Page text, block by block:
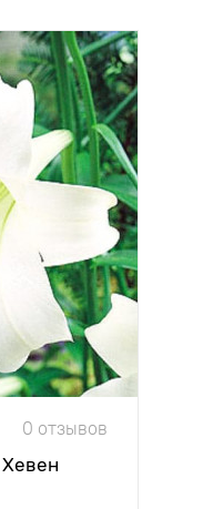
0 отзывов